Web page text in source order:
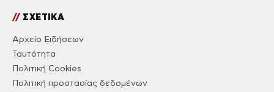
//ΣΧΕΤΙΚΑ
Αρχείο Ειδήσεων
Ταυτότητα
Πολιτική Cookies
Πολιτική προστασίας δεδομένων